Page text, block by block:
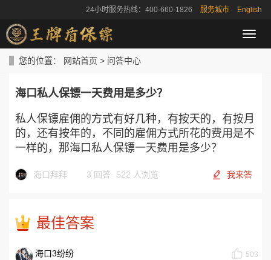
24小时服务热线：400-660-1826 服务城市 English
导
航
您的位置： 网站首页 > 问答中心
海口私人保镖一天费用是多少？
私人保镖雇佣的方式有好几种，有按天的，有按月
的，还有按年的，不同的雇佣方式所花的费用是不
一样的，那海口私人保镖一天费用是多少？
海口拜拜 3 回答· 522 人浏览 我来答
最佳答案
海口3纷纷
503